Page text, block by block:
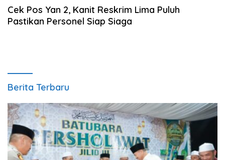
Cek Pos Yan 2, Kanit Reskrim Lima Puluh
Pastikan Personel Siap Siaga
Berita Terbaru